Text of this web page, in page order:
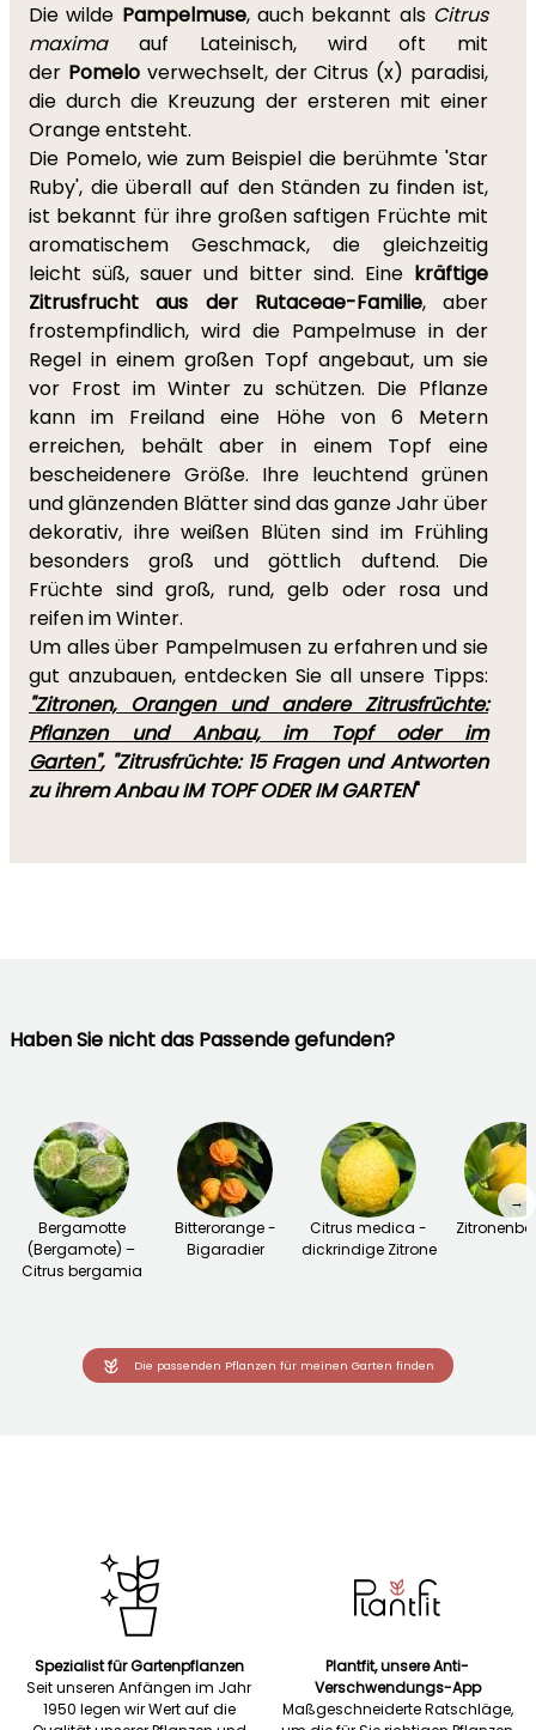
Die wilde Pampelmuse, auch bekannt als Citrus
maximaauf Lateinisch, wird oft mit
der Pomeloverwechselt, der Citrus (x) paradisi,
die durch die Kreuzung der ersteren mit einer
Orange entsteht.
Die Pomelo, wie zum Beispiel die berühmte 'Star
Ruby', die überall auf den Ständen zu finden ist,
ist bekannt für ihre großen saftigen Früchte mit
aromatischem Geschmack, die gleichzeitig
leicht süß, sauer und bitter sind. Eine kräftige
Zitrusfrucht aus der Rutaceae-Familie, aber
frostempfindlich, wird die Pampelmuse in der
Regel in einem großen Topf angebaut, um sie
vor Frost im Winter zu schützen. Die Pflanze
kann im Freiland eine Höhe von 6 Metern
erreichen, behält aber in einem Topf eine
bescheidenere Größe. Ihre leuchtend grünen
und glänzenden Blätter sind das ganze Jahr über
dekorativ, ihre weißen Blüten sind im Frühling
besonders groß und göttlich duftend. Die
Früchte sind groß, rund, gelb oder rosa und
reifen im Winter.
Um alles über Pampelmusen zu erfahren und sie
gut anzubauen, entdecken Sie all unsere Tipps:
"Zitronen, Orangen und andere Zitrusfrüchte:
Pflanzen und Anbau, im Topf oder im
Garten", "Zitrusfrüchte: 15 Fragen und Antworten
zu ihrem Anbau IM TOPF ODER IM GARTEN"
Haben Sie nicht das Passende gefunden?
Bergamotte
(Bergamote) –
Citrus bergamia
Bitterorange -
Bigaradier
Citrus medica -
dickrindige Zitrone
→
Die passenden Pflanzen für meinen Garten finden
Spezialist für Gartenpflanzen
Seit unseren Anfängen im Jahr
1950 legen wir Wert auf die
Plantfit, unsere Anti-
Verschwendungs-App
Maßgeschneiderte Ratschläge,